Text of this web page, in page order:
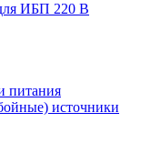
ИБП 220 В
питания
источники